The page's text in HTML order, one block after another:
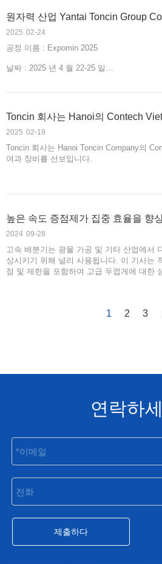
공정 이름 : Expomin 2025
날짜 : 2025 년 4 월 22-25 일
2025 02-24
Toncin 회사는 Hanoi Toncin Company의
여과 장비를 선보입니다.
2025 02-19
높은 속도 증점제가 집중 효율을 향
고속 배분기는 광물 가공 및 기타 산업에서
상시키기 위해 널리 사용됩니다. 이 기사는
점 및 제한을 포함하여 고급 두껍게에 대한
2024 09-28
1 2 3
연락하
제출하다